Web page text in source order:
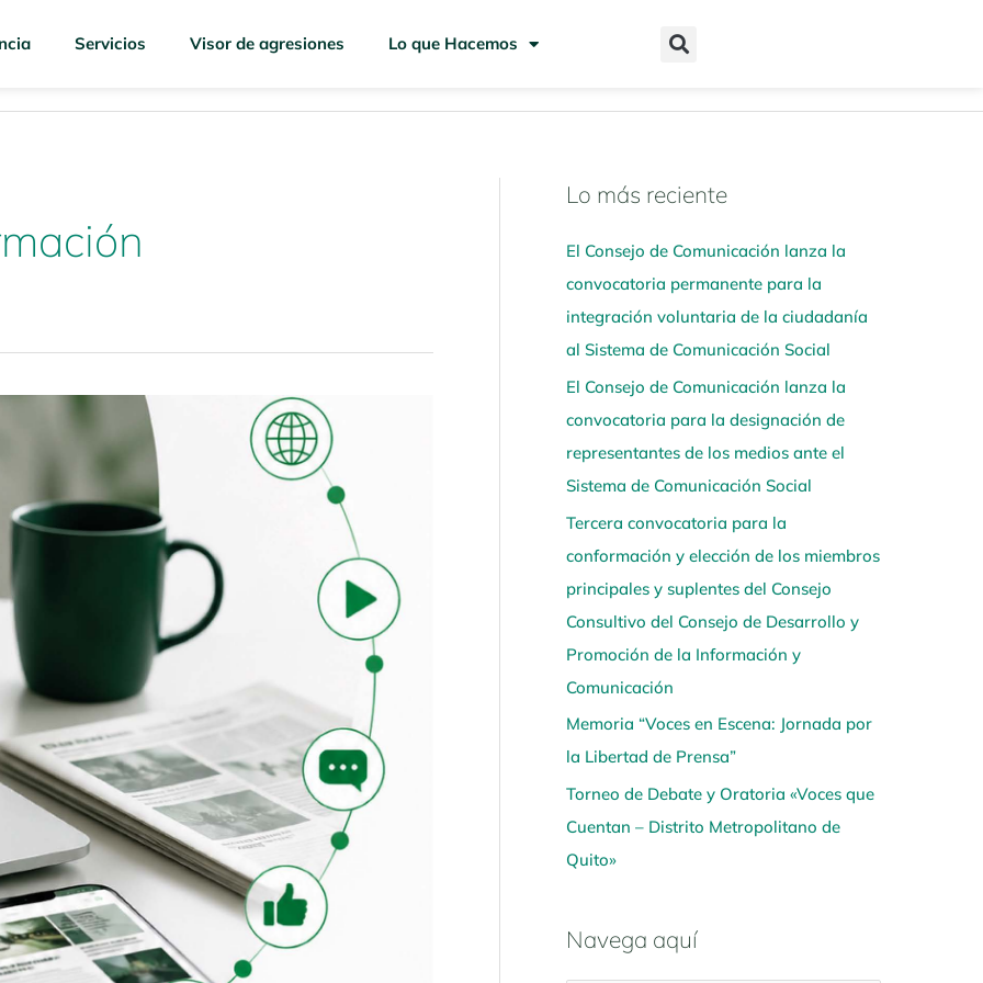
Servicios Visor de agresiones Lo que Hacemos
Lo más reciente
El Consejo de Comunicación lanza la
convocatoria permanente para la
integración voluntaria de la ciudadanía
al Sistema de Comunicación Social
El Consejo de Comunicación lanza la
convocatoria para la designación de
representantes de los medios ante el
Sistema de Comunicación Social
Tercera convocatoria para la
conformación y elección de los miembros
principales y suplentes del Consejo
Consultivo del Consejo de Desarrollo y
Promoción de la Información y
Comunicación
Memoria “Voces en Escena: Jornada por
la Libertad de Prensa”
Torneo de Debate y Oratoria «Voces que
Cuentan – Distrito Metropolitano de
Quito»
Navega aquí
N
v
e
g
a
a
q
u
í